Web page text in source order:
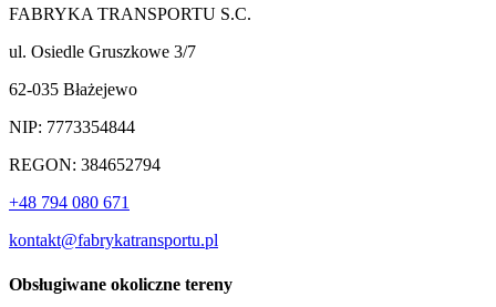
FABRYKA TRANSPORTU S.C.
ul. Osiedle Gruszkowe 3/7
62-035 Błażejewo
NIP: 7773354844
REGON: 384652794
+48 794 080 671
kontakt@fabrykatransportu.pl
Obsługiwane okoliczne tereny